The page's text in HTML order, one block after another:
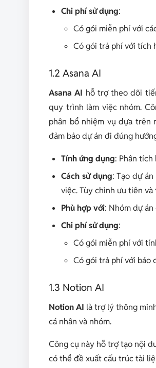
Chi phí sử dụng:
Có gói miễn phí với
Có gói trả phí với tích
1.2 Asana AI
Asana AI hỗ trợ theo dõi
quy trình làm việc nhóm.
phân bổ nhiệm vụ dựa trên
đảm bảo dự án đi đúng
Tính ứng dụng: Phân
Cách sử dụng: Tạo dự
việc. Tùy chỉnh ưu tiên
Phù hợp với: Nhóm dự
Chi phí sử dụng:
Có gói miễn phí với
Có gói trả phí với báo
1.3 Notion AI
Notion AI là trợ lý thông
cá nhân và nhóm.
Công cụ này hỗ trợ tạo nội
có thể đề xuất cấu trúc tài